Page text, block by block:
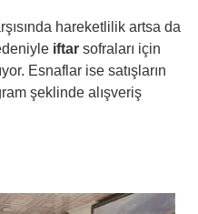
hareketlilik artsa da
iftar sofraları için
Esnaflar ise satışların
şeklinde alışveriş